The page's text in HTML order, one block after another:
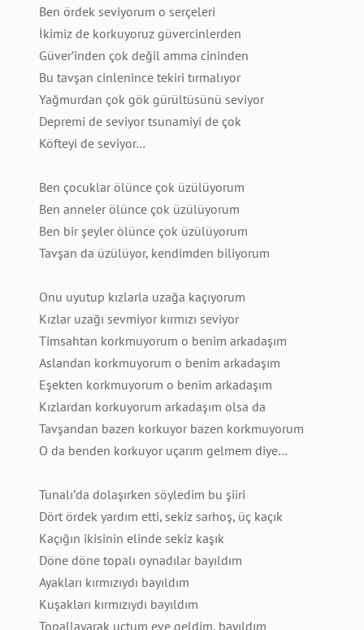
Ben ördek seviyorum o serçeleri
İkimiz de korkuyoruz güvercinlerden
Güver’inden çok değil amma cininden
Bu tavşan cinlenince tekiri tırmalıyor
Yağmurdan çok gök gürültüsünü seviyor
Depremi de seviyor tsunamiyi de çok
Köfteyi de seviyor…
Ben çocuklar ölünce çok üzülüyorum
Ben anneler ölünce çok üzülüyorum
Ben bir şeyler ölünce çok üzülüyorum
Tavşan da üzülüyor, kendimden biliyorum
Onu uyutup kızlarla uzağa kaçıyorum
Kızlar uzağı sevmiyor kırmızı seviyor
Timsahtan korkmuyorum o benim arkadaşım
Aslandan korkmuyorum o benim arkadaşım
Eşekten korkmuyorum o benim arkadaşım
Kızlardan korkuyorum arkadaşım olsa da
Tavşandan bazen korkuyor bazen korkmuyorum
O da benden korkuyor uçarım gelmem diye…
Tunalı’da dolaşırken söyledim bu şiiri
Dört ördek yardım etti, sekiz sarhoş, üç kaçık
Kaçığın ikisinin elinde sekiz kaşık
Döne döne topalı oynadılar bayıldım
Ayakları kırmızıydı bayıldım
Kuşakları kırmızıydı bayıldım
Topallayarak uçtum eve geldim, bayıldım